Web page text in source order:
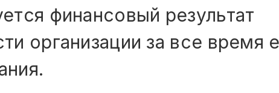
финансовый результат
организации за все время